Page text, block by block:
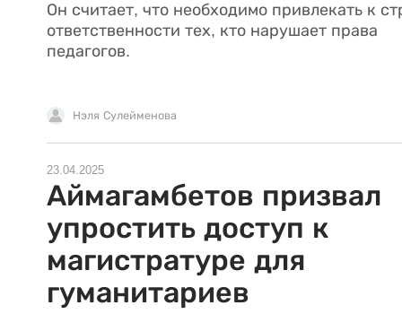
Он считает, что необходимо привлекать к
ответственности тех, кто нарушает права
педагогов.
Нэля Сулейменова
23.04.2025
Аймагамбетов призвал
упростить доступ к
магистратуре для
гуманитариев